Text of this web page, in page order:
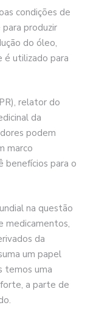
condições de
produzir
do óleo,
é utilizado para
relator do
da
podem
marco
benefícios para o
na questão
medicamentos,
da
um papel
temos uma
a parte de